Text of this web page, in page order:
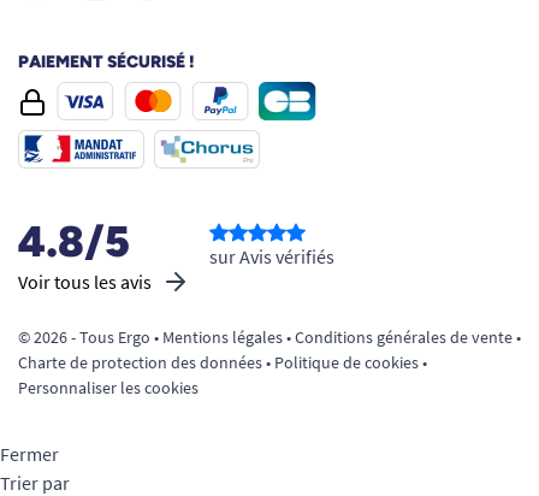
PAIEMENT SÉCURISÉ !
4.8/5
Voir tous les avis
sur Avis vérifiés
© 2026 - Tous Ergo • Mentions légales•Conditions générales de vente•
Charte de protection des données• Politique de cookies•
Personnaliser les cookies
Fermer
Trier par